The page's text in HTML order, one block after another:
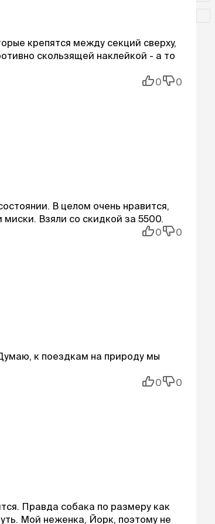
крепятся между секций сверху,
скользящей наклейкой - а то
0
0
В целом очень нравится,
Взяли со скидкой за 5500.
0
0
к поездкам на природу мы
0
0
Правда собака по размеру как
Мой неженка, Йорк, поэтому не